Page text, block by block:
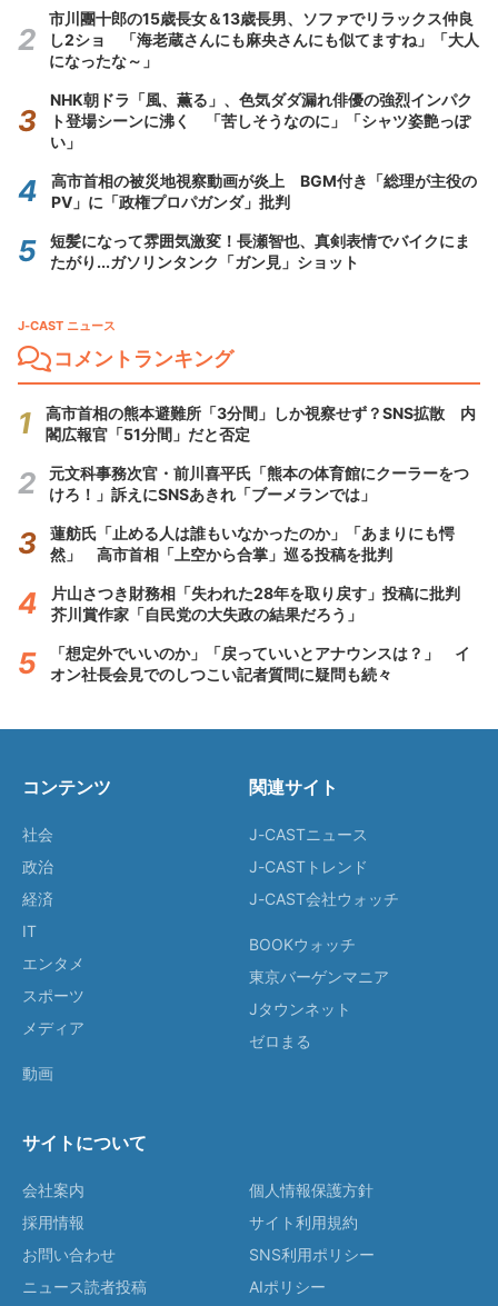
市川團十郎の15歳長女＆13歳長男、ソファでリラックス仲良
し2ショ 「海老蔵さんにも麻央さんにも似てますね」「大人
になったな～」
NHK朝ドラ「風、薫る」、色気ダダ漏れ俳優の強烈インパク
ト登場シーンに沸く 「苦しそうなのに」「シャツ姿艶っぽ
い」
高市首相の被災地視察動画が炎上 BGM付き「総理が主役の
PV」に「政権プロパガンダ」批判
短髪になって雰囲気激変！長瀬智也、真剣表情でバイクにま
たがり...ガソリンタンク「ガン見」ショット
J-CAST ニュース
コメントランキング
高市首相の熊本避難所「3分間」しか視察せず？SNS拡散 内
閣広報官「51分間」だと否定
元文科事務次官・前川喜平氏「熊本の体育館にクーラーをつ
けろ！」訴えにSNSあきれ「ブーメランでは」
蓮舫氏「止める人は誰もいなかったのか」「あまりにも愕
然」 高市首相「上空から合掌」巡る投稿を批判
片山さつき財務相「失われた28年を取り戻す」投稿に批判
芥川賞作家「自民党の大失政の結果だろう」
「想定外でいいのか」「戻っていいとアナウンスは？」 イ
オン社長会見でのしつこい記者質問に疑問も続々
コンテンツ
社会
政治
経済
IT
エンタメ
スポーツ
メディア
動画
関連サイト
J-CASTニュース
J-CASTトレンド
J-CAST会社ウォッチ
BOOKウォッチ
東京バーゲンマニア
Jタウンネット
ゼロまる
サイトについて
会社案内
採用情報
お問い合わせ
ニュース読者投稿
個人情報保護方針
サイト利用規約
SNS利用ポリシー
AIポリシー